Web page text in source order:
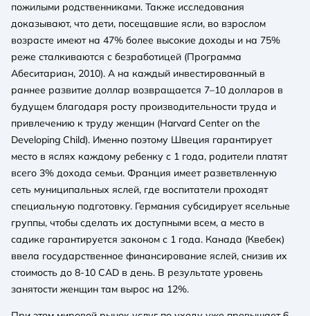
пожилыми родственниками. Также исследования
доказывают, что дети, посещавшие ясли, во взрослом
возрасте имеют на 47% более высокие доходы и на 75%
реже сталкиваются с безработицей (Программа
Абеситариан, 2010). А на каждый инвестированный в
раннее развитие доллар возвращается 7–10 долларов в
будущем благодаря росту производительности труда и
привлечению к труду женщин (Harvard Center on the
Developing Child). Именно поэтому Швеция гарантирует
место в яслях каждому ребенку с 1 года, родители платят
всего 3% дохода семьи. Франция имеет разветвленную
сеть муниципальных яслей, где воспитатели проходят
специальную подготовку. Германия субсидирует ясельные
группы, чтобы сделать их доступными всем, а место в
садике гарантируется законом с 1 года. Канада (Квебек)
ввела государственное финансирование яслей, снизив их
стоимость до 8-10 CAD в день. В результате уровень
занятости женщин там вырос на 12%.